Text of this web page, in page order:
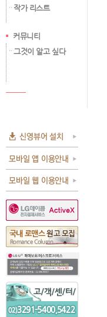
작가 리스트
커뮤니티
그것이 알고 싶다